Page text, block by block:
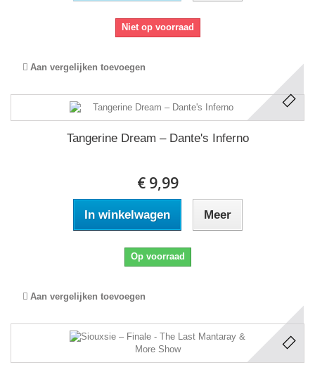
Niet op voorraad
Aan vergelijken toevoegen
Tangerine Dream ‎– Dante's Inferno
€ 9,99
In winkelwagen Meer
Op voorraad
Aan vergelijken toevoegen